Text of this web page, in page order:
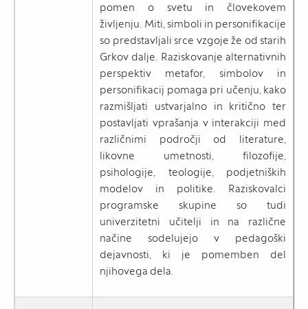
pomen o svetu in človekovem
življenju. Miti, simboli in personifikacije
so predstavljali srce vzgoje že od starih
Grkov dalje. Raziskovanje alternativnih
perspektiv metafor, simbolov in
personifikacij pomaga pri učenju, kako
razmišljati ustvarjalno in kritično ter
postavljati vprašanja v interakciji med
različnimi področji od literature,
likovne umetnosti, filozofije,
psihologije, teologije, podjetniških
modelov in politike. Raziskovalci
programske skupine so tudi
univerzitetni učitelji in na različne
načine sodelujejo v pedagoški
dejavnosti, ki je pomemben del
njihovega dela.